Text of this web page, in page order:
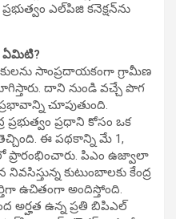
ఎల్‌పిజి కనెక్షన్‌ను
ఏమిటి?
సాంప్రదాయకంగా గ్రామీణ
దాని నుండి వచ్చే పొగ
చూపుతుంది.
ప్రధాని కోసం ఒక
ఈ పథకాన్ని మే 1,
ప్రారంభించారు. పిఎం ఉజ్వాలా
కుటుంబాలకు కేంద్ర
ఉచితంగా అందిస్తోంది.
అర్హత ఉన్న ప్రతి బిపిఎల్